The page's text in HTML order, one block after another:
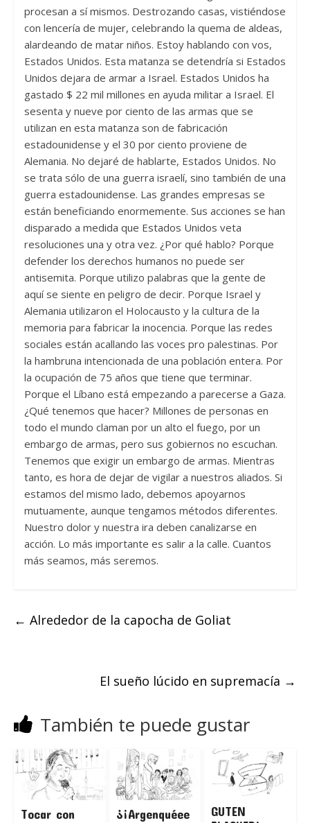
procesan a sí mismos. Destrozando casas, vistiéndose
con lencería de mujer, celebrando la quema de aldeas,
alardeando de matar niños. Estoy hablando con vos,
Estados Unidos. Esta matanza se detendría si Estados
Unidos dejara de armar a Israel. Estados Unidos ha
gastado $ 22 mil millones en ayuda militar a Israel. El
sesenta y nueve por ciento de las armas que se
utilizan en esta matanza son de fabricación
estadounidense y el 30 por ciento proviene de
Alemania. No dejaré de hablarte, Estados Unidos. No
se trata sólo de una guerra israelí, sino también de una
guerra estadounidense. Las grandes empresas se
están beneficiando enormemente. Sus acciones se han
disparado a medida que Estados Unidos veta
resoluciones una y otra vez. ¿Por qué hablo? Porque
defender los derechos humanos no puede ser
antisemita. Porque utilizo palabras que la gente de
aquí se siente en peligro de decir. Porque Israel y
Alemania utilizaron el Holocausto y la cultura de la
memoria para fabricar la inocencia. Porque las redes
sociales están acallando las voces pro palestinas. Por
la hambruna intencionada de una población entera. Por
la ocupación de 75 años que tiene que terminar.
Porque el Líbano está empezando a parecerse a Gaza.
¿Qué tenemos que hacer? Millones de personas en
todo el mundo claman por un alto el fuego, por un
embargo de armas, pero sus gobiernos no escuchan.
Tenemos que exigir un embargo de armas. Mientras
tanto, es hora de dejar de vigilar a nuestros aliados. Si
estamos del mismo lado, debemos apoyarnos
mutuamente, aunque tengamos métodos diferentes.
Nuestro dolor y nuestra ira deben canalizarse en
acción. Lo más importante es salir a la calle. Cuantos
más seamos, más seremos.
← Alrededor de la capocha de Goliat
El sueño lúcido en supremacía →
También te puede gustar
Tocar con
¿¡Argenquéee
GUTEN